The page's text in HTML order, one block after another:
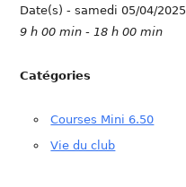
Date(s) - samedi 05/04/2025
9 h 00 min - 18 h 00 min
Catégories
Courses Mini 6.50
Vie du club